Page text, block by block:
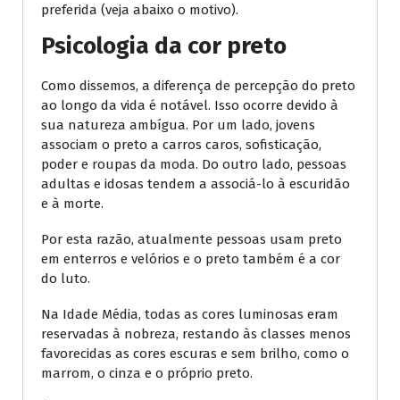
preferida (veja abaixo o motivo).
Psicologia da cor preto
Como dissemos, a diferença de percepção do preto
ao longo da vida é notável. Isso ocorre devido à
sua natureza ambígua. Por um lado, jovens
associam o preto a carros caros, sofisticação,
poder e roupas da moda. Do outro lado, pessoas
adultas e idosas tendem a associá-lo à escuridão
e à morte.
Por esta razão, atualmente pessoas usam preto
em enterros e velórios e o preto também é a cor
do luto.
Na Idade Média, todas as cores luminosas eram
reservadas à nobreza, restando às classes menos
favorecidas as cores escuras e sem brilho, como o
marrom, o cinza e o próprio preto.